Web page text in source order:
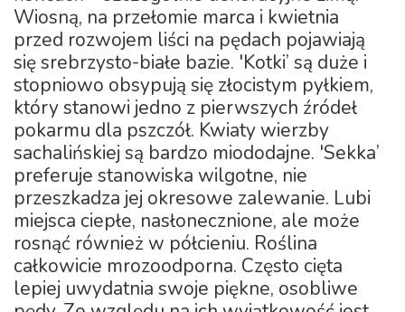
Wiosną, na przełomie marca i kwietnia
przed rozwojem liści na pędach pojawiają
się srebrzysto-białe bazie. 'Kotki’ są duże i
stopniowo obsypują się złocistym pyłkiem,
który stanowi jedno z pierwszych źródeł
pokarmu dla pszczół. Kwiaty wierzby
sachalińskiej są bardzo miododajne. 'Sekka’
preferuje stanowiska wilgotne, nie
przeszkadza jej okresowe zalewanie. Lubi
miejsca ciepłe, nasłonecznione, ale może
rosnąć również w półcieniu. Roślina
całkowicie mrozoodporna. Często cięta
lepiej uwydatnia swoje piękne, osobliwe